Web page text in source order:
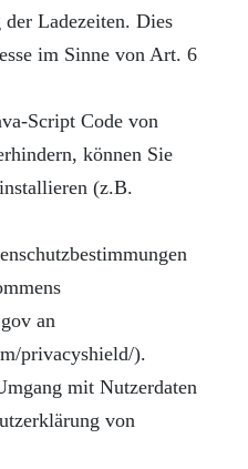
Ladezeiten. Dies
im Sinne von Art. 6
Script Code von
können Sie
(z.B.
an
privacyshield/).
mit Nutzerdaten
von